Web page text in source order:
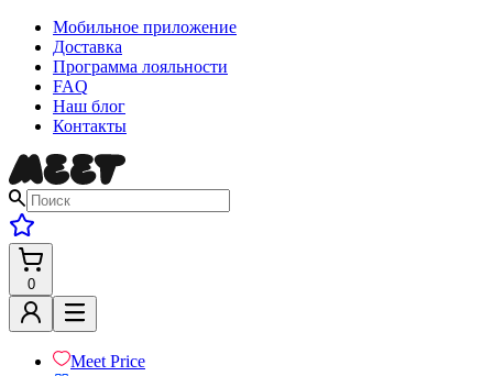
Мобильное приложение
Доставка
Программа лояльности
FAQ
Наш блог
Контакты
0
Meet Price